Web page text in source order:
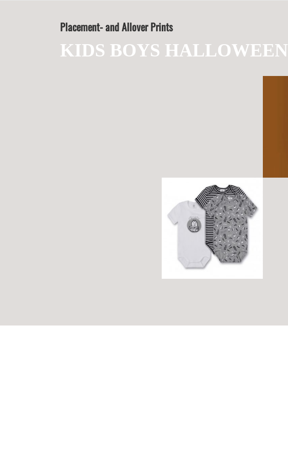
Placement- and Allover Prints
KIDS BOYS HALLOWEEN